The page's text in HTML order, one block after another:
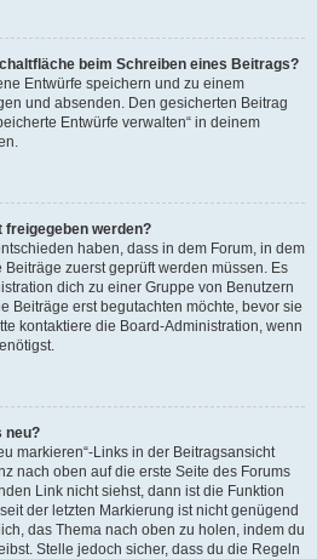
beim Schreiben eines Beitrags?
Entwürfe speichern und zu einem
und absenden. Den gesicherten Beitrag
Entwürfe verwalten“ in deinem
werden?
haben, dass in dem Forum, in dem
zuerst geprüft werden müssen. Es
dich zu einer Gruppe von Benutzern
Beiträge erst begutachten möchte, bevor sie
kontaktiere die Board-Administration, wenn
neu?
markieren“-Links in der Beitragsansicht
nach oben auf die erste Seite des Forums
Link nicht siehst, dann ist die Funktion
der letzten Markierung ist nicht genügend
das Thema nach oben zu holen, indem du
Stelle jedoch sicher, dass du die Regeln